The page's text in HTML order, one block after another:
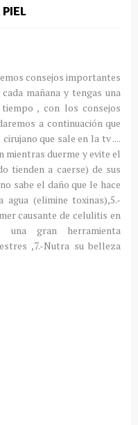
consejos importantes
mañana y tengas una
, con los consejos
a continuación que
que sale en la tv....
mientras duerme y evite el
tienden a caerse) de sus
sabe el daño que le hace
agua (elimine toxinas),5.-
causante decelulitis en
una gran herramienta
estres ,7.-Nutra su belleza